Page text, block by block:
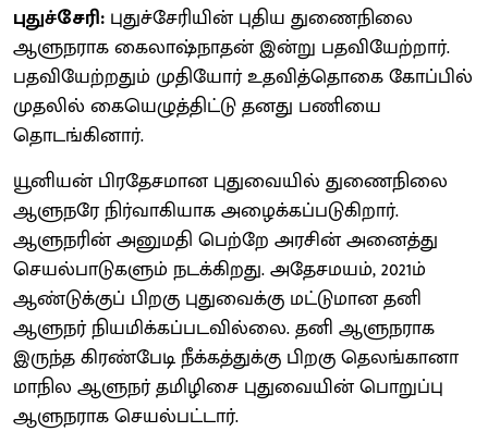
புதுச்சேரி: புதுச்சேரியின் புதிய துணைநிலை
ஆளுநராக கைலாஷ்நாதன் இன்று பதவியேற்றார்.
பதவியேற்றதும் முதியோர் உதவித்தொகை கோப்பில்
முதலில் கையெழுத்திட்டு தனது பணியை
தொடங்கினார்.
யூனியன் பிரதேசமான புதுவையில் துணைநிலை
ஆளுநரே நிர்வாகியாக அழைக்கப்படுகிறார்.
ஆளுநரின் அனுமதி பெற்றே அரசின் அனைத்து
செயல்பாடுகளும் நடக்கிறது. அதேசமயம், 2021ம்
ஆண்டுக்குப் பிறகு புதுவைக்கு மட்டுமான தனி
ஆளுநர் நியமிக்கப்படவில்லை. தனி ஆளுநராக
இருந்த கிரண்பேடி நீக்கத்துக்கு பிறகு தெலங்கானா
மாநில ஆளுநர் தமிழிசை புதுவையின் பொறுப்பு
ஆளுநராக செயல்பட்டார்.